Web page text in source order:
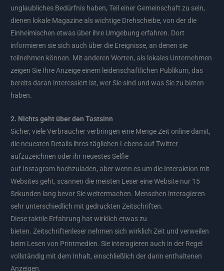
unglaubliches Bedürfnis haben, Teil einer Gemeinschaft zu sein,
dienen lokale Magazine als wichtige Drehscheibe, von der die
Einheimischen etwas über ihre Umgebung erfahren. Dort
informieren sie sich auch über die Ereignisse, an denen sie
teilnehmen können. Mit anderen Worten, als lokales Unternehmen
zeigen Sie Ihre Anzeige einem leidenschaftlichen Publikum, das
bereits daran interessiert ist, wer Sie sind und was Sie zu bieten
haben.
2. Nichts geht über den Tastsinn
Sicher, viele Verbraucher verbringen eine Menge Zeit online damit,
die neuesten Details ihres täglichen Lebens auf Twitter
aufzuzeichnen oder ihr neuestes Selfie
auf Instagram hochzuladen, aber wenn es um die Interaktion mit
Websites geht, scannen die meisten Leser eine Website nur 15
Sekunden lang bevor Sie weitermachen. Menschen interagieren
sehr unterschiedlich mit gedruckten Zeitschriften.
Diese taktile Erfahrung hat wirklich etwas zu
bieten. Zeitschriftenleser nehmen sich wirklich Zeit und verweilen
beim Lesen von Printmedien. Sie interagieren auch in der Regel
vollständig mit dem Inhalt, einschließlich der darin enthaltenen
Anzeigen.